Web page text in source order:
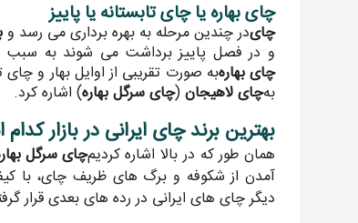
چای بهاره یا چای تابستانه یا پاییز
چایدر چندین مرحله به بهره برداری می رسد و
و در فصل پاییز برداشت می شوند به سبب
چای بهارهبه صورت تقریبی از اوایل بهار و
بهچای لاهیجان(چای سرگل بهاره) اشاره کرد.
بهترین برند چای ایرانی در بازار کدام
همان طور که در بالا اشاره کردیمچای سرگل
آمدن از شکوفه و برگ های ظریف چای، با
دیگر چای های ایرانی در رده های بعدی قرار